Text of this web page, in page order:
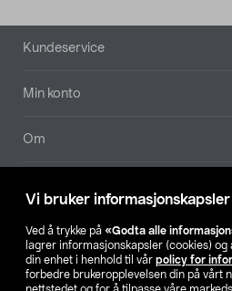
Vi bruker informasjonskapsler
Ved å trykke på «Godta alle
lagrer informasjonskapsler (cookies)
din enhet i henhold til vår policy for
forbedre brukeropplevelsen din på vårt
Bunntekst
Kundeservice
Min konto
Om
Våre selskaper
Finn din